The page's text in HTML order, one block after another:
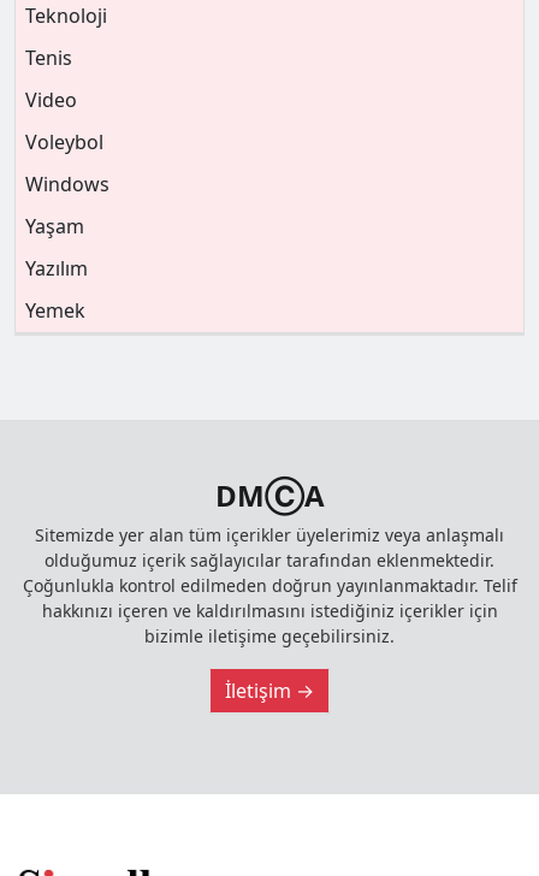
Teknoloji
Tenis
Video
Voleybol
Windows
Yaşam
Yazılım
Yemek
DMⒸA
Sitemizde yer alan tüm içerikler üyelerimiz veya anlaşmalı
olduğumuz içerik sağlayıcılar tarafından eklenmektedir.
Çoğunlukla kontrol edilmeden doğrun yayınlanmaktadır. Telif
hakkınızı içeren ve kaldırılmasını istediğiniz içerikler için
bizimle iletişime geçebilirsiniz.
İletişim →